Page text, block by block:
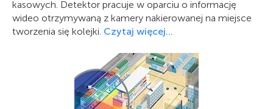
kasowych. Detektor pracuje w oparciu o informację
wideo otrzymywaną z kamery nakierowanej na miejsce
tworzenia się kolejki. Czytaj więcej…